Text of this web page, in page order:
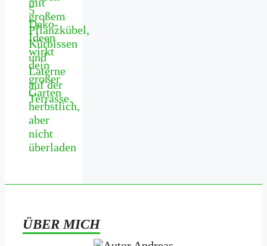
5
Deko-
Ideen
wirkt
dein
großer
Garten
herbstlich,
aber
nicht
überladen
ÜBER MICH